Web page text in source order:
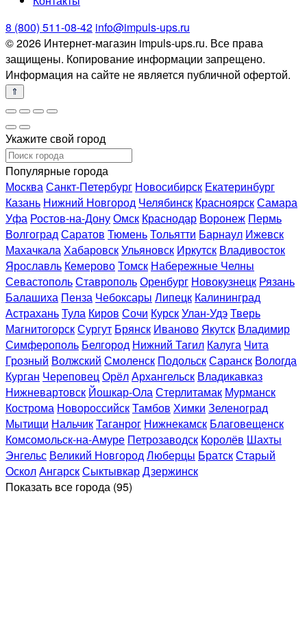
8 (800) 511-08-42 info@impuls-ups.ru
© 2026 Интернет-магазин impuls-ups.ru. Все права
защищены. Копирование информации запрещено.
Информация на сайте не является публичной офертой.
Укажите свой город
Популярные города
МоскваСанкт-Петербург Новосибирск Екатеринбург
Казань Нижний Новгород Челябинск КрасноярскСамара
Уфа Ростов-на-ДонуОмск Краснодар Воронеж Пермь
ВолгоградСаратов ТюменьТольятти Барнаул Ижевск
МахачкалаХабаровскУльяновск Иркутск Владивосток
Ярославль КемеровоТомск Набережные Челны
СевастопольСтавропольОренбург Новокузнецк Рязань
Балашиха Пенза Чебоксары Липецк Калининград
АстраханьТула Киров Сочи КурскУлан-УдэТверь
МагнитогорскСургут Брянск Иваново Якутск Владимир
Симферополь Белгород Нижний Тагил Калуга Чита
Грозный Волжский Смоленск ПодольскСаранск Вологда
Курган ЧереповецОрёлАрхангельск Владикавказ
Нижневартовск Йошкар-ОлаСтерлитамак Мурманск
Кострома НовороссийскТамбов Химки Зеленоград
Мытищи НальчикТаганрог Нижнекамск Благовещенск
Комсомольск-на-Амуре Петрозаводск Королёв Шахты
Энгельс Великий НовгородЛюберцы БратскСтарый
ОсколАнгарскСыктывкарДзержинск
Показать все города (95)